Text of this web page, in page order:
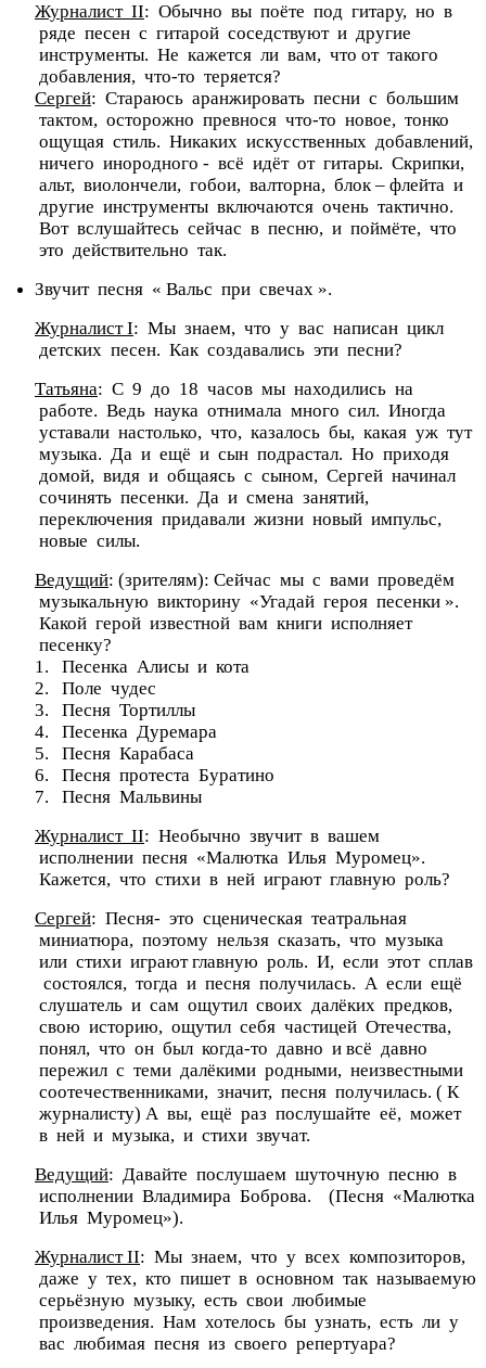
Журналист II: Обычно вы поёте под гитару, но в
ряде песен с гитарой соседствуют и другие
инструменты. Не кажется ли вам, что от такого
добавления, что-то теряется?
Сергей: Стараюсь аранжировать песни с большим
тактом, осторожно превнося что-то новое, тонко
ощущая стиль. Никаких искусственных добавлений,
ничего инородного - всё идёт от гитары. Скрипки,
альт, виолончели, гобои, валторна, блок – флейта и
другие инструменты включаются очень тактично.
Вот вслушайтесь сейчас в песню, и поймёте, что
это действительно так.
Звучит песня « Вальс при свечах ».
Журналист I: Мы знаем, что у вас написан цикл
детских песен. Как создавались эти песни?
Татьяна: С 9 до 18 часов мы находились на
работе. Ведь наука отнимала много сил. Иногда
уставали настолько, что, казалось бы, какая уж тут
музыка. Да и ещё и сын подрастал. Но приходя
домой, видя и общаясь с сыном, Сергей начинал
сочинять песенки. Да и смена занятий,
переключения придавали жизни новый импульс,
новые силы.
Ведущий: (зрителям): Сейчас мы с вами проведём
музыкальную викторину «Угадай героя песенки ».
Какой герой известной вам книги исполняет
песенку?
1. Песенка Алисы и кота
2. Поле чудес
3. Песня Тортиллы
4. Песенка Дуремара
5. Песня Карабаса
6. Песня протеста Буратино
7. Песня Мальвины
Журналист II: Необычно звучит в вашем
исполнении песня «Малютка Илья Муромец».
Кажется, что стихи в ней играют главную роль?
Сергей: Песня- это сценическая театральная
миниатюра, поэтому нельзя сказать, что музыка
или стихи играют главную роль. И, если этот сплав
состоялся, тогда и песня получилась. А если ещё
слушатель и сам ощутил своих далёких предков,
свою историю, ощутил себя частицей Отечества,
понял, что он был когда-то давно и всё давно
пережил с теми далёкими родными, неизвестными
соотечественниками, значит, песня получилась. ( К
журналисту) А вы, ещё раз послушайте её, может
в ней и музыка, и стихи звучат.
Ведущий: Давайте послушаем шуточную песню в
исполнении Владимира Боброва. (Песня «Малютка
Илья Муромец»).
Журналист II: Мы знаем, что у всех композиторов,
даже у тех, кто пишет в основном так называемую
серьёзную музыку, есть свои любимые
произведения. Нам хотелось бы узнать, есть ли у
вас любимая песня из своего репертуара?